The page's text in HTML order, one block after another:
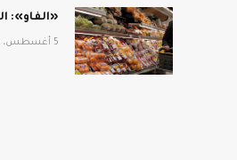
«الفاو»:
5 أغسطس، 2026